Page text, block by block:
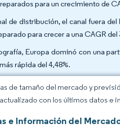
para un crecimiento de
de distribución, el canal fuera
para crecer a una CAGR del
Europa dominó con una
rápida del 4,48%.
de tamaño del mercado y
con los últimos datos e
e Información del